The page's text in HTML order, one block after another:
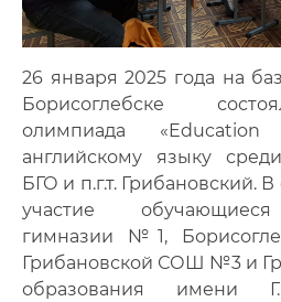
26 января 2025 года на
Борисоглебске
олимпиада
английскому языку
БГО и п.г.т. Грибановский.
участие
гимназии №1,
Грибановской СОШ №3 и
образования имени